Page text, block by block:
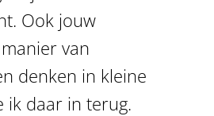
Ook jouw
van
denken in kleine
ik daar in terug.